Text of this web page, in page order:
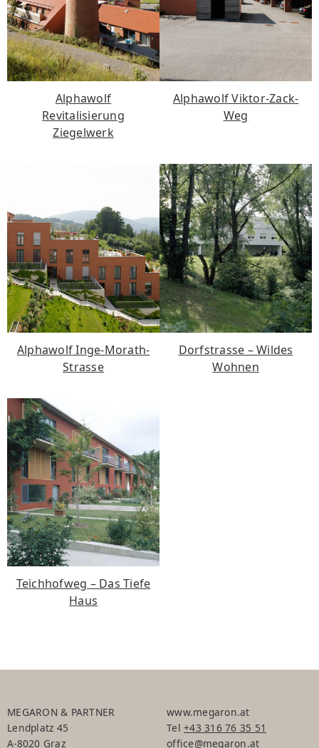
Alphawolf
Revitalisierung
Ziegelwerk
Alphawolf Viktor-Zack-
Weg
Alphawolf Inge-Morath-
Strasse
Dorfstrasse – Wildes
Wohnen
Teichhofweg – Das Tiefe
Haus
MEGARON & PARTNER
Lendplatz 45
A-8020 Graz
www.megaron.at
Tel +43 316 76 35 51
office@megaron.at